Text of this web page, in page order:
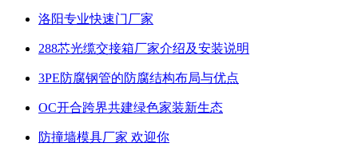
洛阳专业快速门厂家
288芯光缆交接箱厂家介绍及安装说明
3PE防腐钢管的防腐结构布局与优点
OC开合跨界共建绿色家装新生态
防撞墙模具厂家 欢迎你